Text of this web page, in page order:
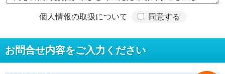
個人情報の取扱について 同意する
お問合せ内容をご入力ください